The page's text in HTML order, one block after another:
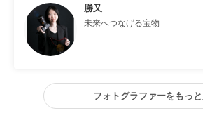
勝又
未来へつなげる宝物
フォトグラファーをもっ